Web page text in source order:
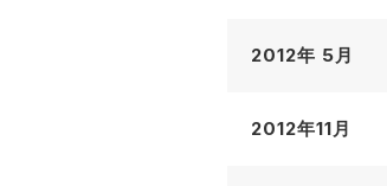
2012年 5月
2012年11月